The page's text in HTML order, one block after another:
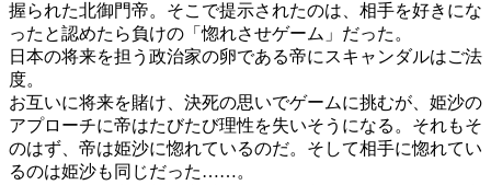
握られた北御門帝。そこで提示されたのは、相手を好きにな
ったと認めたら負けの「惚れさせゲーム」だった。
日本の将来を担う政治家の卵である帝にスキャンダルはご法
度。
お互いに将来を賭け、決死の思いでゲームに挑むが、姫沙の
アプローチに帝はたびたび理性を失いそうになる。それもそ
のはず、帝は姫沙に惚れているのだ。そして相手に惚れてい
るのは姫沙も同じだった……。